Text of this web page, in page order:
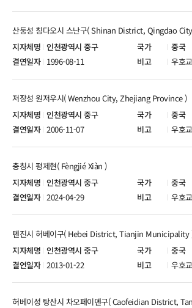
인천광역시 중구 중국
1996-08-11 우호
인천광역시 중구 중국
저장성 원저우시( Wenzhou City, Zhejiang Province )
2006-11-07 우호
인천광역시 중구 중국
충칭시 펑제현( Fèngjié Xiàn )
2024-04-29 우호
인천광역시 중구 중국
톈진시 허베이구( Hebei District, Tianjin Municipality
2013-01-22 우호